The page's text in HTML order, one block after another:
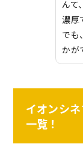
んて
濃厚
でも
かが
イオンシ
一覧！